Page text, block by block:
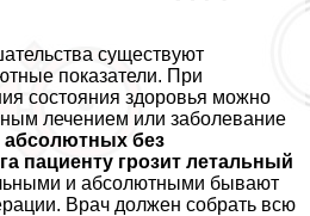
существуют
показатели. При
состояния здоровья можно
лечением или заболевание
абсолютных без
пациенту грозит летальный
и абсолютными бывают
Врач должен собрать всю